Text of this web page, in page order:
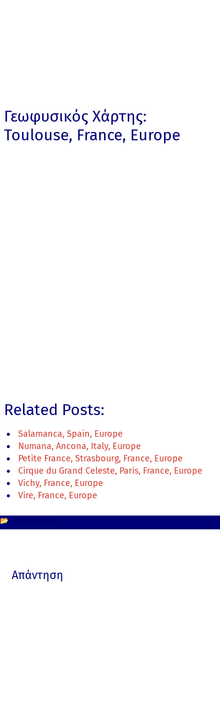
Γεωφυσικός Χάρτης:
Toulouse, France, Europe
Related Posts:
Salamanca, Spain, Europe
Numana, Ancona, Italy, Europe
Petite France, Strasbourg, France, Europe
Cirque du Grand Celeste, Paris, France, Europe
Vichy, France, Europe
Vire, France, Europe
📂
Απάντηση